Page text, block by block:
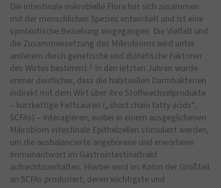
Die intestinale mikrobielle Flora hat sich zusammen
mit der menschlichen Spezies entwickelt und ist eine
symbiotische Beziehung eingegangen. Die Vielfalt und
die Zusammensetzung des Mikrobioms wird unter
anderem durch genetische und diätetische Faktoren
des Wirtes bestimmt.1 In den letzten Jahren wurde
immer deutlicher, dass die habituellen Darmbakterien
indirekt mit dem Wirt über ihre Stoffwechselprodukte
– kurzkettige Fettsäuren („short chain fatty acids“,
SCFAs) – interagieren, wobei in einem ausgeglichenen
Mikrobiom intestinale Epithelzellen stimuliert werden,
um die ausbalancierte angeborene und erworbene
Immunantwort im Gastrointestinaltrakt
aufrechtzuerhalten. Hierbei wird im Kolon der Großteil
an SCFAs produziert, deren wichtigste und